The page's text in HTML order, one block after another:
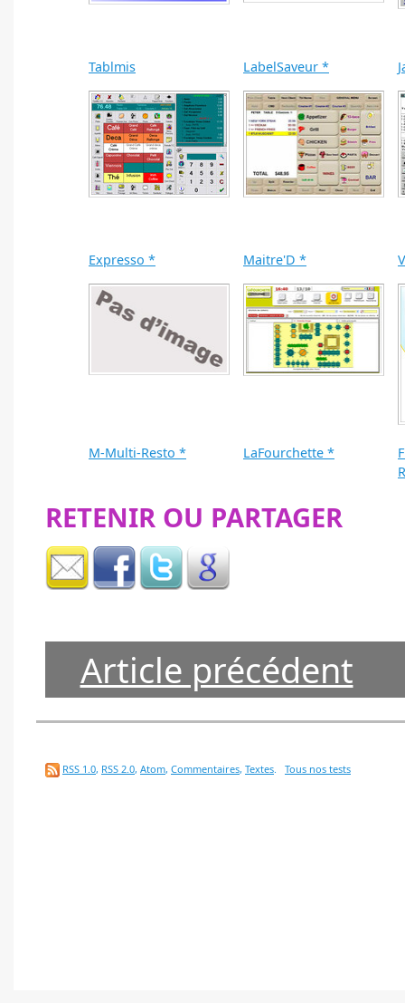
Tablmis LabelSaveur *
Expresso * Maitre'D *
M-Multi-Resto * LaFourchette *
RETENIR OU PARTAGER
Article précédent
RSS 1.0, RSS 2.0, Atom, Commentaires, Textes. Tous nos tests